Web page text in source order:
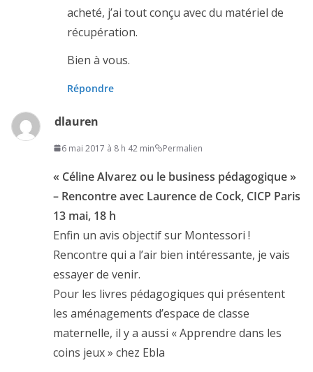
acheté, j’ai tout conçu avec du matériel de
récupération.
Bien à vous.
Répondre
dlauren
6 mai 2017 à 8 h 42 min Permalien
« Céline Alvarez ou le business pédagogique »
– Rencontre avec Laurence de Cock, CICP Paris
13 mai, 18 h
Enfin un avis objectif sur Montessori !
Rencontre qui a l’air bien intéressante, je vais
essayer de venir.
Pour les livres pédagogiques qui présentent
les aménagements d’espace de classe
maternelle, il y a aussi « Apprendre dans les
coins jeux » chez Ebla